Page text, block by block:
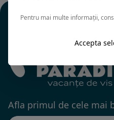
Afla primul de cele mai
Pentru mai multe informații,
Accepta